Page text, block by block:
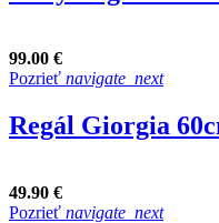
99.00 €
Pozrieť navigate_next
Regál Giorgia
49.90 €
Pozrieť navigate_next